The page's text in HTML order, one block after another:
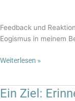
Feedback und
Eogismus in meinem
Weiterlesen »
Ein Ziel:
Ein